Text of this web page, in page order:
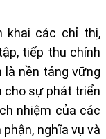
khai các chỉ thị,
tiếp thu chính
là nền tảng vững
cho sự phát triển
nhiệm của các
nghĩa vụ và